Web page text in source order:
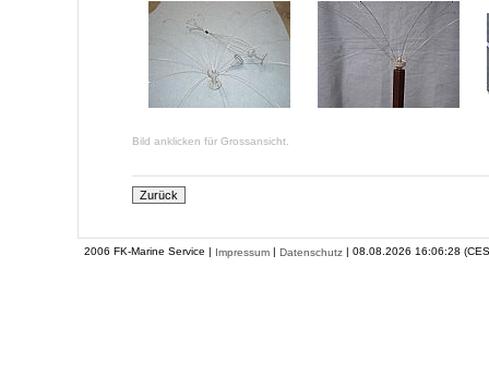
Bild anklicken für Grossansicht.
2006 FK-Marine Service | Impressum | Datenschutz | 08.08.2026 16:06:28